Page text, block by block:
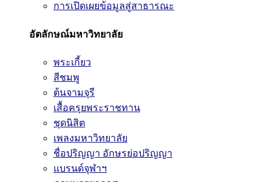
การเปิดเผยข้อมูลสู่สาธารณะ
อัตลักษณ์มหาวิทยาลัย
พระเกี้ยว
สีชมพู
ต้นจามจุรี
เสื้อครุยพระราชทาน
ชุดนิสิต
เพลงมหาวิทยาลัย
ชื่อปริญญา อักษรย่อปริญญา
แบรนด์จุฬาฯ